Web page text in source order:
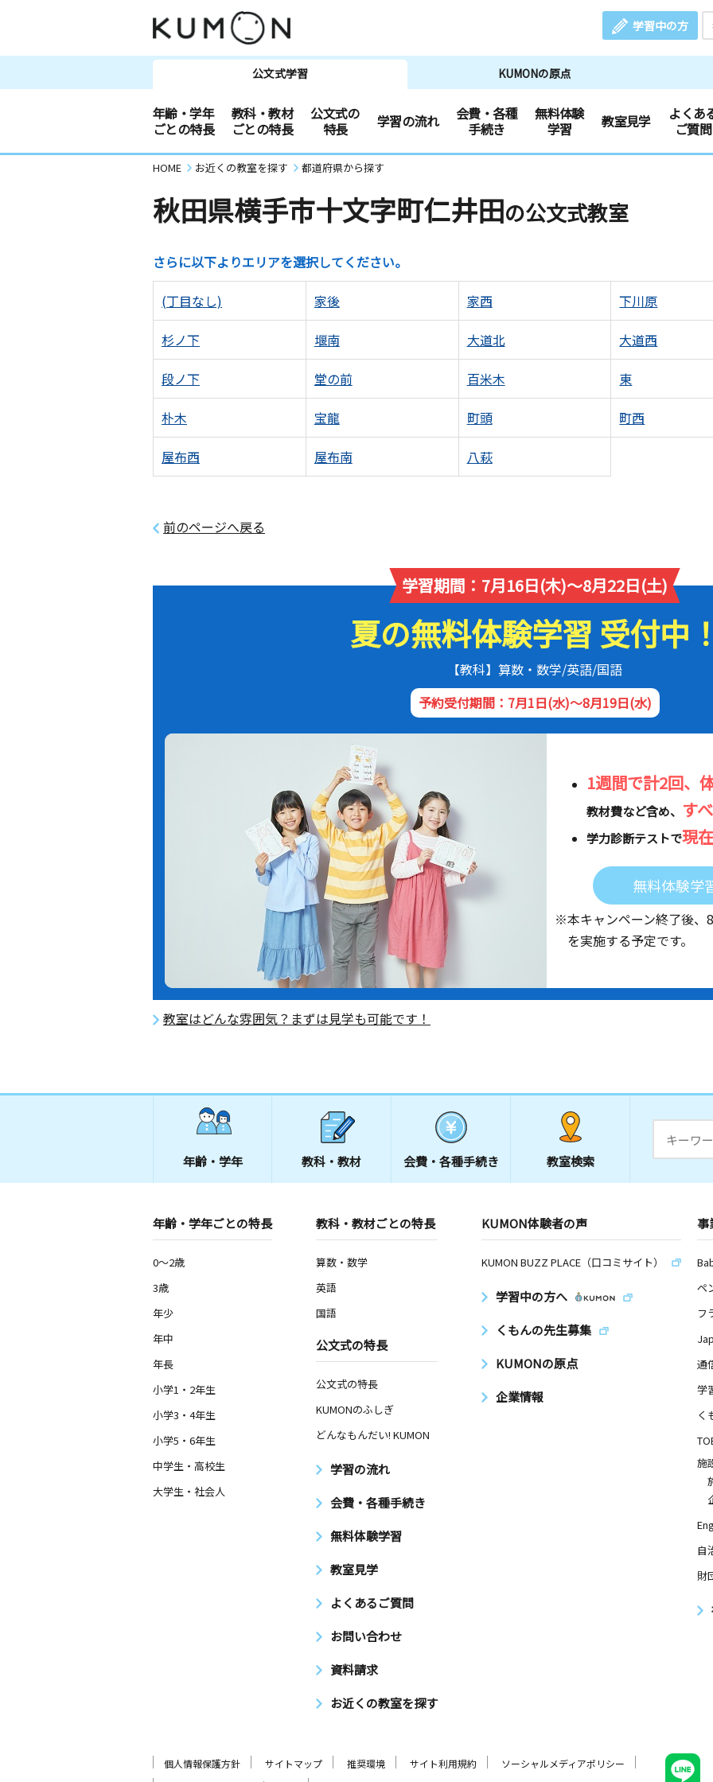
学習中の方
公文式学習 KUMONの原点
年齢・学年
ごとの特長
教科・教材
ごとの特長
公文式の
特長
学習の流れ
会費・各種
手続き
無料体験
学習
教室見学
よくあ
ご質問
HOME お近くの教室を探す 都道府県から探す
秋田県横手市十文字町仁井田の公文式教室
さらに以下よりエリアを選択してください。
(丁目なし) 家後 家西 下川原
杉ノ下 堰南 大道北 大道西
段ノ下 堂の前 百米木 東
朴木 宝龍 町頭 町西
屋布西 屋布南 八萩
前のページへ戻る
学習期間：7月16日(木)～8月22日(土)
夏の無料体験学習 受付中！
【教科】算数・数学/英語/国語
予約受付期間：7月1日(水)～8月19日(水)
1週間で計2回、
教材費など含め、 す
学力診断テストで現
無料体験学
※本キャンペーン終了後、
を実施する予定です。
教室はどんな雰囲気？まずは見学も可能です！
年齢・学年 教科・教材 会費・ 各種手続き 教室検索
年齢・学年ごとの特長
0～2歳
3歳
年少
年中
年長
小学1・2年生
小学3・4年生
小学5・6年生
中学生・高校生
大学生・社会人
教科・教材ごとの特長
算数・数学
英語
国語
公文式の特長
公文式の特長
KUMONのふしぎ
どんなもんだい! KUMON
学習の流れ
会費・各種手続き
無料体験学習
教室見学
よくあるご質問
お問い合わせ
資料請求
お近くの教室を探す
KUMON体験者の声
KUMON BUZZ PLACE（口コミサイト）
学習中の方へ
くもんの先生募集
KUMONの原点
企業情報
事
ペ
フ
通
学
く
施
自
財
個人情報保護方針 サイトマップ 推奨環境 サイト利用規約
ソーシャルメディアポリシー